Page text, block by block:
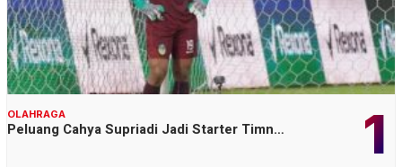
1
OLAHRAGA
Peluang Cahya Supriadi Jadi Starter Timn…